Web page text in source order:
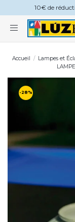
10€ de
Accueil Lampes et
-28%